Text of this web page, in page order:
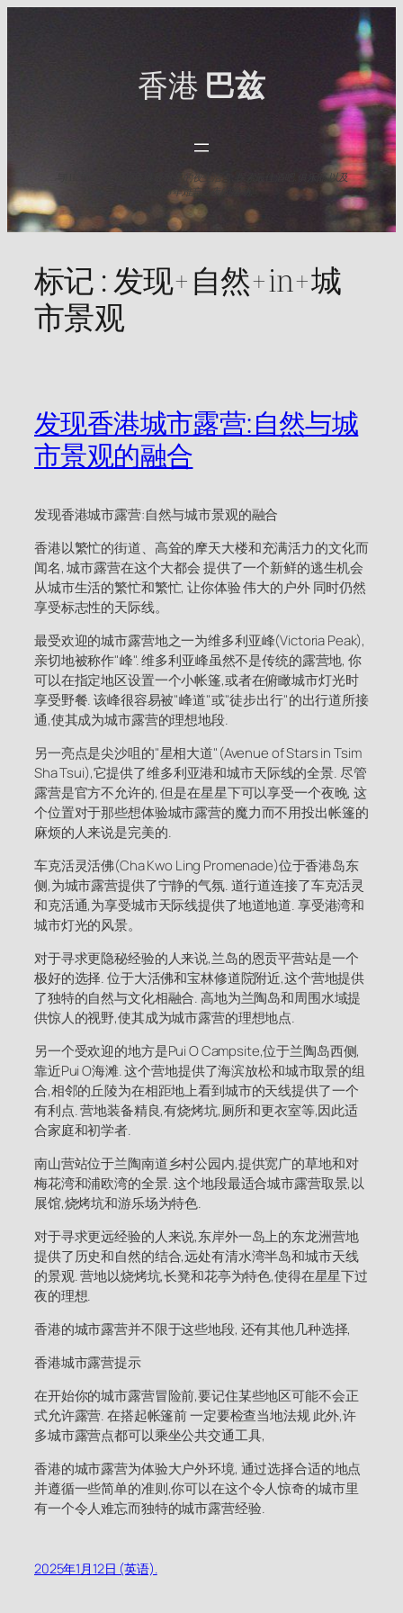
香港 巴兹
与HK Baz一起发现香港最出名的夜生活点. 探索最佳酒吧,俱乐部,以及
2025年难忘之夜的活动.
标记 :发现+自然+in+城
市景观
发现香港城市露营:自然与城
市景观的融合
发现香港城市露营:自然与城市景观的融合
香港以繁忙的街道、高耸的摩天大楼和充满活力的文化而
闻名, 城市露营在这个大都会 提供了一个新鲜的逃生机会
从城市生活的繁忙和繁忙, 让你体验 伟大的户外 同时仍然
享受标志性的天际线。
最受欢迎的城市露营地之一为维多利亚峰(Victoria Peak),
亲切地被称作"峰". 维多利亚峰虽然不是传统的露营地, 你
可以在指定地区设置一个小帐篷,或者在俯瞰城市灯光时
享受野餐. 该峰很容易被"峰道"或"徒步出行"的出行道所接
通,使其成为城市露营的理想地段.
另一亮点是尖沙咀的"星相大道"(Avenue of Stars in Tsim
Sha Tsui),它提供了维多利亚港和城市天际线的全景. 尽管
露营是官方不允许的, 但是在星星下可以享受一个夜晚, 这
个位置对于那些想体验城市露营的魔力而不用投出帐篷的
麻烦的人来说是完美的.
车克活灵活佛(Cha Kwo Ling Promenade)位于香港岛东
侧,为城市露营提供了宁静的气氛. 道行道连接了车克活灵
和克活通,为享受城市天际线提供了地道地道. 享受港湾和
城市灯光的风景。
对于寻求更隐秘经验的人来说,兰岛的恩贡平营站是一个
极好的选择. 位于大活佛和宝林修道院附近,这个营地提供
了独特的自然与文化相融合. 高地为兰陶岛和周围水域提
供惊人的视野,使其成为城市露营的理想地点.
另一个受欢迎的地方是Pui O Campsite,位于兰陶岛西侧,
靠近Pui O海滩. 这个营地提供了海滨放松和城市取景的组
合,相邻的丘陵为在相距地上看到城市的天线提供了一个
有利点. 营地装备精良,有烧烤坑,厕所和更衣室等,因此适
合家庭和初学者.
南山营站位于兰陶南道乡村公园内,提供宽广的草地和对
梅花湾和浦欧湾的全景. 这个地段最适合城市露营取景,以
展馆,烧烤坑和游乐场为特色.
对于寻求更远经验的人来说,东岸外一岛上的东龙洲营地
提供了历史和自然的结合,远处有清水湾半岛和城市天线
的景观. 营地以烧烤坑,长凳和花亭为特色,使得在星星下过
夜的理想.
香港的城市露营并不限于这些地段, 还有其他几种选择,
香港城市露营提示
在开始你的城市露营冒险前,要记住某些地区可能不会正
式允许露营. 在搭起帐篷前 一定要检查当地法规 此外,许
多城市露营点都可以乘坐公共交通工具,
香港的城市露营为体验大户外环境, 通过选择合适的地点
并遵循一些简单的准则,你可以在这个令人惊奇的城市里
有一个令人难忘而独特的城市露营经验.
2025年1月12日 (英语).